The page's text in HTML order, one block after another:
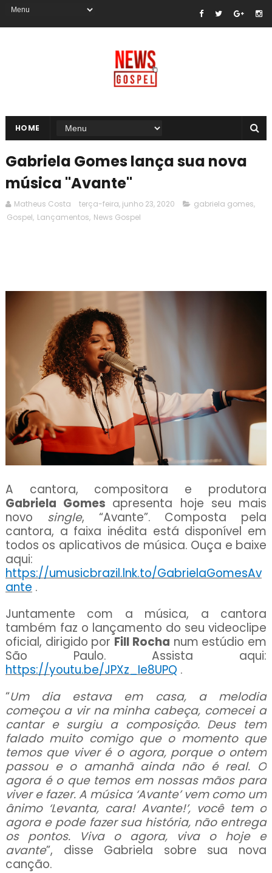
HOME
Gabriela Gomes lança sua nova
música "Avante"
Matheus Costa terça-feira, junho 23, 2020 gabriela gomes,
Gospel, Lançamentos, News Gospel
A cantora, compositora e produtora
Gabriela Gomes apresenta hoje seu mais
novo single,
“Avante”. Composta pela
cantora, a faixa inédita está disponível em
todos os aplicativos de música. Ouça e baixe
aqui:
https://umusicbrazil.lnk.to/GabrielaGomesAv
ante .
Juntamente com a música, a cantora
também faz o lançamento do seu videoclipe
oficial, dirigido por Fill Rocha num estúdio em
São Paulo. Assista aqui:
https://youtu.be/JPXz_Ie8UPQ .
“Um dia estava em casa, a melodia
começou a vir na minha cabeça, comecei a
cantar e surgiu a composição. Deus tem
falado muito comigo que o momento que
temos que viver é o agora, porque o ontem
passou e o amanhã ainda não é real. O
agora é o que temos em nossas mãos para
viver e fazer. A música ‘Avante’ vem como um
ânimo ‘Levanta, cara! Avante!’, você tem o
agora e pode fazer sua história, não entrega
os pontos. Viva o agora, viva o hoje e
avante”, disse Gabriela sobre sua nova
canção.